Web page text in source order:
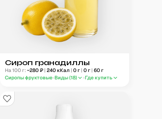
Сироп гранадиллы
На 100 г: ~280₽ | 240кКал | 0г | 0г | 60г
Сиропы фруктовые Виды (18) Где купить